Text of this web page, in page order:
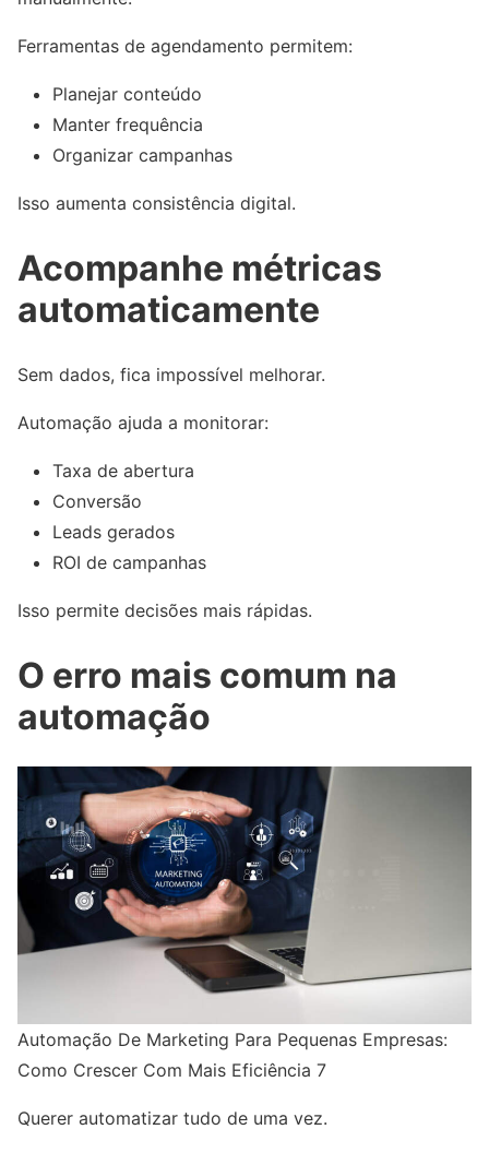
Ferramentas de agendamento permitem:
Planejar conteúdo
Manter frequência
Organizar campanhas
Isso aumenta consistência digital.
Acompanhe métricas
automaticamente
Sem dados, fica impossível melhorar.
Automação ajuda a monitorar:
Taxa de abertura
Conversão
Leads gerados
ROI de campanhas
Isso permite decisões mais rápidas.
O erro mais comum na
automação
Automação De Marketing Para Pequenas Empresas:
Como Crescer Com Mais Eficiência 7
Querer automatizar tudo de uma vez.